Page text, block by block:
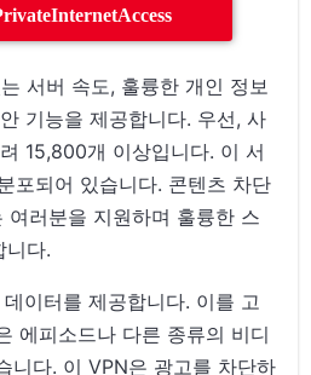
서버 속도, 훌륭한 개인 정보
기능을 제공합니다. 우선, 사
15,800개 이상입니다. 이 서
포되어 있습니다. 콘텐츠 차단
여러분을 지원하며 훌륭한 스
니다.
이터를 제공합니다. 이를 고
에피소드나 다른 종류의 비디
니다. 이 VPN은 광고를 차단하